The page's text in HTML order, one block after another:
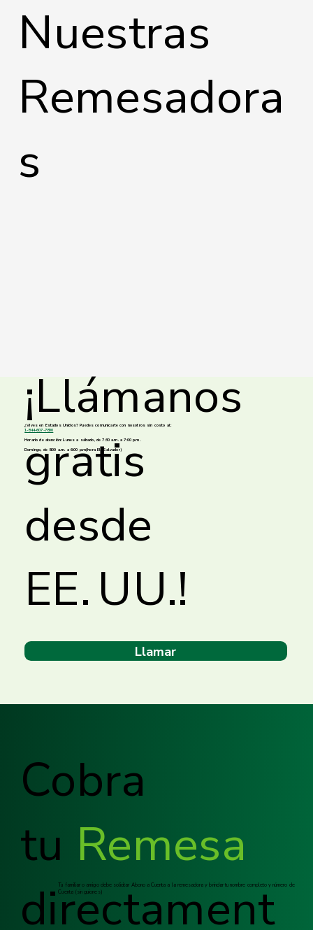
Cobra
tu Remesa
directament
Tu familiar o amigo debe solicitar Abono a Cuenta a la remesadora y brindar tu nombre completo y número de
Cuenta (sin guiones)
Nuestras
Remesadora
s
¡Llámanos
gratis
desde
EE. UU.!
¿Vives en Estados Unidos? Puedes comunicarte con nosotros sin costo al:
1-844-607-7800
Horario de atención: Lunes a sábado, de 7:30 a.m. a 7:00 p.m.
Domingo, de 8:00 a.m. a 6:00 p.m(hora El Salvador)
Llamar